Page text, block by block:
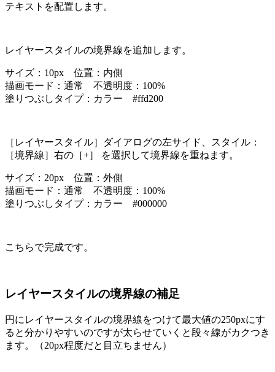
テキストを配置します。
レイヤースタイルの境界線を追加します。
サイズ：10px 位置：内側
描画モード：通常 不透明度：100%
塗りつぶしタイプ：カラー #ffd200
［レイヤースタイル］ダイアログの左サイド、スタイル：
［境界線］右の［+］ を選択して境界線を重ねます。
サイズ：20px 位置：外側
描画モード：通常 不透明度：100%
塗りつぶしタイプ：カラー #000000
こちらで完成です。
レイヤースタイルの境界線の補足
円にレイヤースタイルの境界線をつけて最大値の250pxにす
ると分かりやすいのですが太らせていくと段々線がカクつき
ます。（20px程度だと目立ちません）